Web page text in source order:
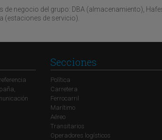
de negocio del grupo: DBA (almacenamiento),
(estaciones de servicio).
Secciones
Política
Carretera
Ferrocarril
Marítimo
Aéreo
Transitarios
Operadores logísticos